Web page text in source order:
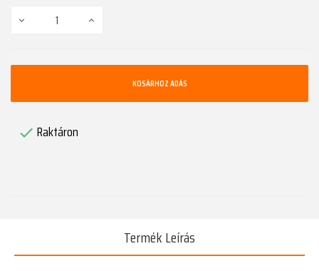
KOSÁRHOZ ADÁS
 Raktáron
Termék Leírás